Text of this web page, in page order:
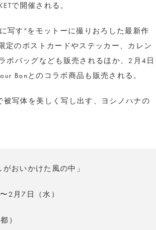
で開催される。
写す”をモットーに撮りおろした最新作
定のポストカードやステッカー、カレン
ボバッグなども販売されるほか、2月4日
Bonとのコラボ商品も販売される。
写体を美しく写し出す、ヨシノハナの
おいかけた風の中」
2月7日（水）
）